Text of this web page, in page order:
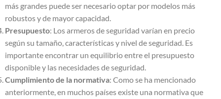
más grandes puede ser necesario optar por modelos más
robustos y de mayor capacidad.
Presupuesto: Los armeros de seguridad varían en precio
según su tamaño, características y nivel de seguridad. Es
importante encontrar un equilibrio entre el presupuesto
disponible y las necesidades de seguridad.
Cumplimiento de la normativa: Como se ha mencionado
anteriormente, en muchos países existe una normativa que